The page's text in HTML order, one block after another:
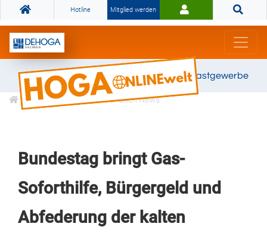
Hotline Mitglied werden
Gemeinsam stark für das Gastgewerbe
Informationen Branchen News
Bundestag bringt Gas-
Soforthilfe, Bürgergeld und
Abfederung der kalten